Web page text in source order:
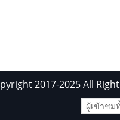
2017-2025 All
ผู้เข้าชม